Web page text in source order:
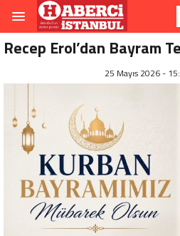
Recep Erol’dan Bayram
25 Mayıs 2026 -